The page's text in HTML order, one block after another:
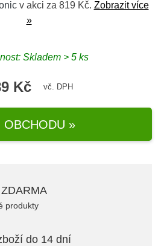
v akci za 819 Kč. Zobrazit více
»
Skladem > 5 ks
Kč vč. DPH
OBCHODU »
produkty
do 14 dní